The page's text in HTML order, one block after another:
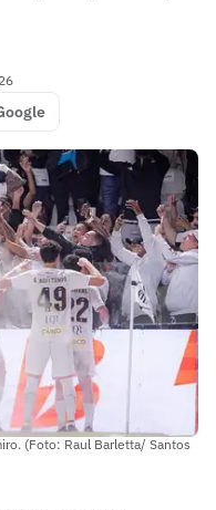
(Foto: Raul Barletta/ Santos